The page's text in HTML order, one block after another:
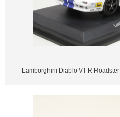
Lamborghini Diablo VT-R